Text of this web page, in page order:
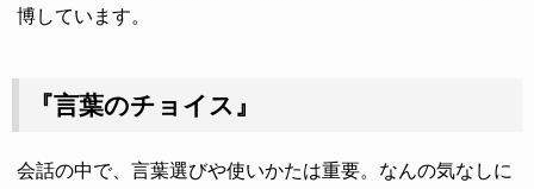
博しています。
『言葉のチョイス』
会話の中で、言葉選びや使いかたは重要。なんの気なしに